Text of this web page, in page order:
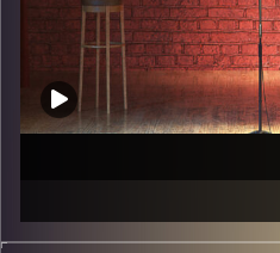
בפודקאסט. כבר היו לנו